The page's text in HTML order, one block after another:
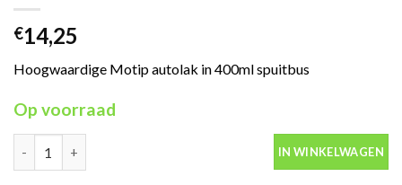
€14,25
Hoogwaardige Motip autolak in 400ml spuitbus
Op voorraad
Motip Kompakt 51076 grijs metallic autolak in spuitbus 400ml
IN WINKELWAGEN